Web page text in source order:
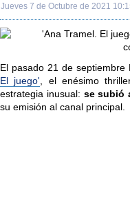
Jueves 7 de Octubre de 2021
El pasado 21 de
El juego' , el enésimo
estrategia inusual: se subió
su emisión al canal principal.